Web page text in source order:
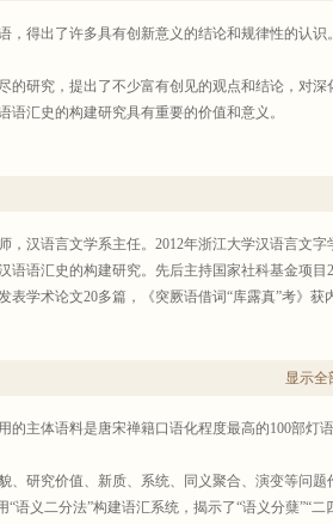
得出了许多具有创新意义的结论和规律性的认识。
的研究，提出了不少富有创见的观点和结论，对深
汇史的构建研究具有重要的价值和意义。
汉语言文学系主任。2012年浙江大学汉语言文字
语汇史的构建研究。先后主持国家社科基金项目2
学术论文20多篇，《突厥语借词“库露真”考》获
显示全
主体语料是唐宋禅籍口语化程度最高的100部灯
、研究价值、新质、系统、同义聚合、演变等问题
语义二分法”构建语汇系统，揭示了“语义分蘖”“二